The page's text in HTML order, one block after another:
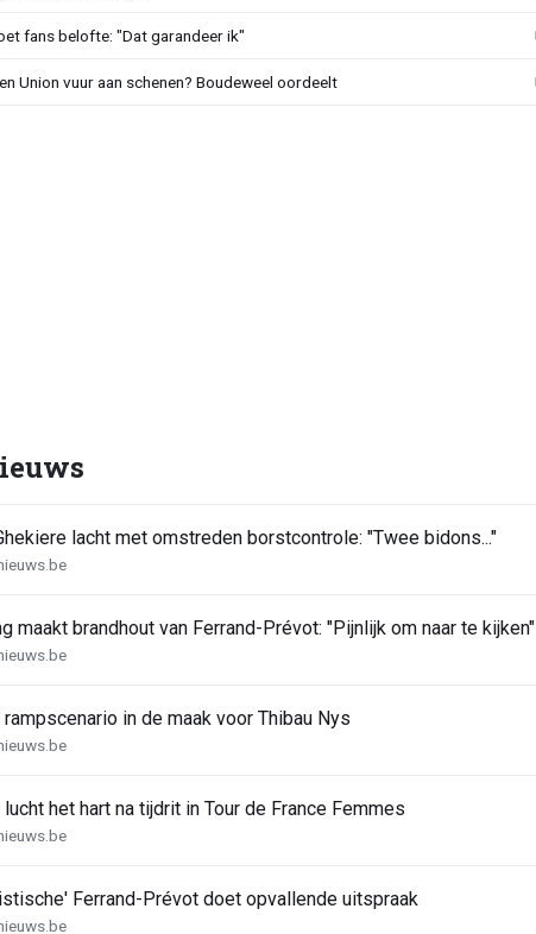
fans belofte: "Dat garandeer ik"
Union vuur aan schenen? Boudeweel oordeelt
lacht met omstreden borstcontrole: "Twee bidons..."
maakt brandhout van Ferrand-Prévot: "Pijnlijk om naar te kijken"
in de maak voor Thibau Nys
het hart na tijdrit in Tour de France Femmes
Ferrand-Prévot doet opvallende uitspraak